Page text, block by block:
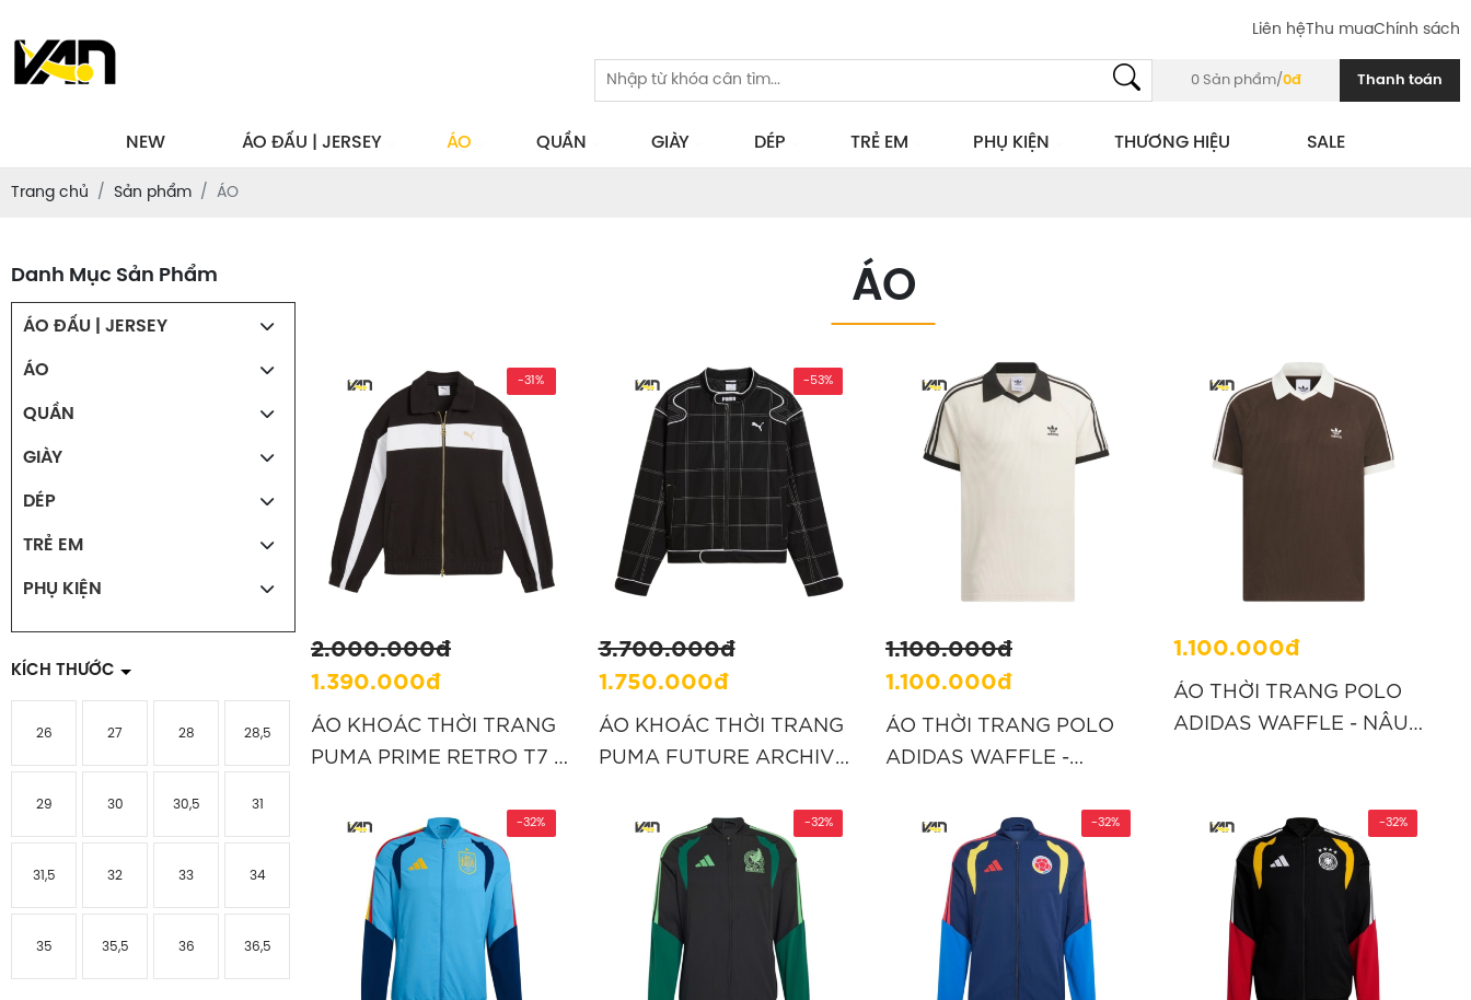
Liên hệThu muaChính sách
0 Sản phẩm/0đ Thanh toán
NEW ÁO ĐẤU | JERSEY ÁO QUẦN GIÀY DÉP TRẺ EM PHỤ KIỆN THƯƠNG HIỆU SALE
Trang chủ Sản phẩm ÁO
Danh Mục Sản Phẩm
ÁO ĐẤU | JERSEY
ÁO
QUẦN
GIÀY
DÉP
TRẺ EM
PHỤ KIỆN
KÍCH THƯỚC
26 27 28 28,5
29 30 30,5 31
31,5 32 33 34
35 35,5 36 36,5
ÁO
2.000.000đ
1.390.000đ
-31%
ÁO KHOÁC THỜI TRANG
PUMA PRIME RETRO T7 -
3.700.000đ
1.750.000đ
-53%
ÁO KHOÁC THỜI TRANG
PUMA FUTURE ARCHIVE
1.100.000đ
1.100.000đ
ÁO THỜI TRANG POLO
ADIDAS WAFFLE -
1.100.000đ
ÁO THỜI TRANG POLO
ADIDAS WAFFLE - NÂU
-32% -32% -32% -32%